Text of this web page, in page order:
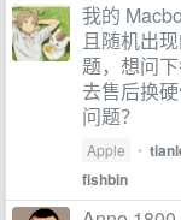
我的
且随机出
题，想问
去售后换
问题？
Apple •
fishbin